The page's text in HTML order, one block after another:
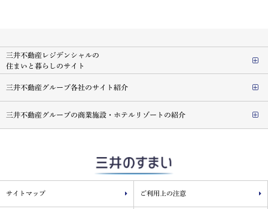
三井不動産レジデンシャルの
住まいと暮らしのサイト
三井不動産グループ各社のサイト紹介
三井不動産グループの商業施設・ホテルリゾートの紹介
サイトマップ ご利用上の注意